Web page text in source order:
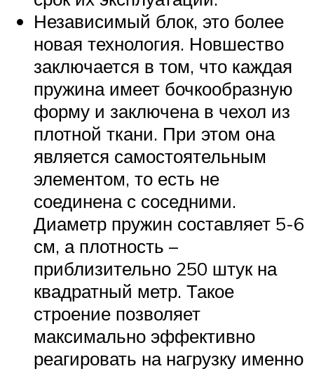
Независимый блок, это более
новая технология. Новшество
заключается в том, что каждая
пружина имеет бочкообразную
форму и заключена в чехол из
плотной ткани. При этом она
является самостоятельным
элементом, то есть не
соединена с соседними.
Диаметр пружин составляет 5-6
см, а плотность –
приблизительно 250 штук на
квадратный метр. Такое
строение позволяет
максимально эффективно
реагировать на нагрузку именно